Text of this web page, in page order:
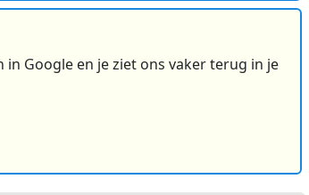
Google en je ziet ons vaker terug in je